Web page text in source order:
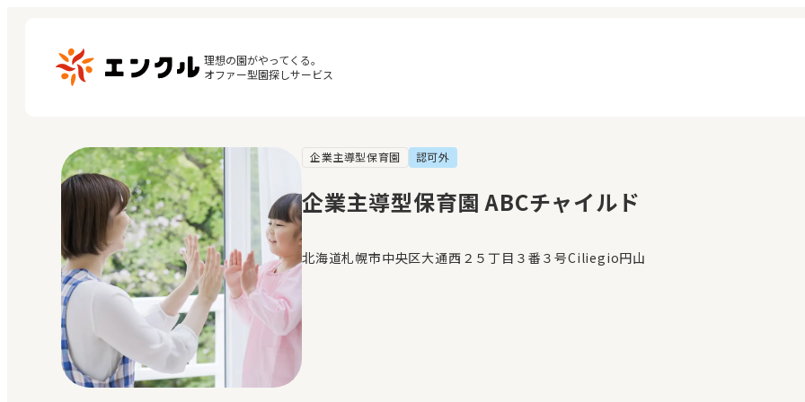
理想の園がやってくる。
オファー型園探しサービス
保育園・幼稚園を探す
地図から探す
地域から探す
マイページ
閲覧履歴
お気に入り
企業主導型保育園 認可外
企業主導型保育園 ABCチャイルド
北海道札幌市中央区大通西２５丁目３番３号Ciliegio円山